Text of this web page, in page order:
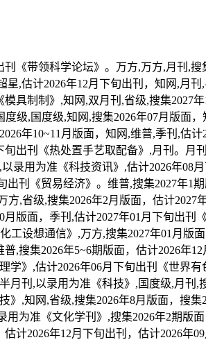
带领科学论坛》。万方,万方,月刊,搜
,估计2026年12月下旬出刊，知网,月刊,
具制制》,知网,双月刊,省级,搜集2027
级,国度级,知网,搜集2026年07月版面
年10~11月版面，知网,维普,季刊,估计
出刊《热处置手艺取配备》,月刊。月
录用为准《科技资讯》,估计2026年08
刊《贸易经济》。维普,搜集2027年1
,省级,搜集2026年2月版面，估计2027
版面，季刊,估计2027年01月下旬出刊
工设想通信》,万方,搜集2027年01月版
,搜集2026年5~6期版面，估计2026年
学》,估计2026年06月下旬出刊《世界有
刊,以录用为准《科技》,国度级,月刊,
,知网,省级,搜集2026年8月版面，搜集
为准《文化学刊》,搜集2026年2期版
计2026年12月下旬出刊，估计2026年